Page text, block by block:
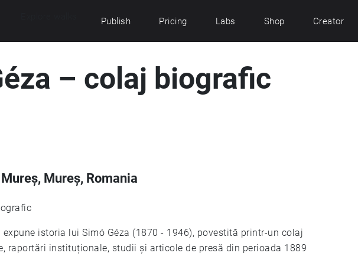
Publish Pricing Labs Shop Creator
– colaj biografic
Mureș, Romania
istoria lui Simó Géza (1870 - 1946), povestită printr-un colaj
raportări instituționale, studii și articole de presă din perioada 1889